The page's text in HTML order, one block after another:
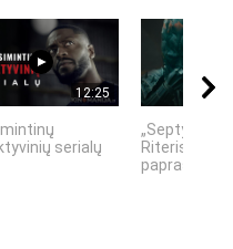
12:25
serialų
„Septynių
Riteris" – kai